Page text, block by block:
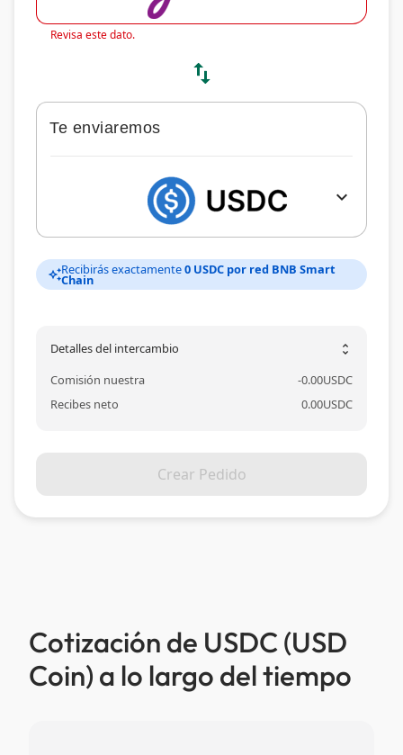
Revisa este dato.
swap_vert
Te enviaremos
expand_more
auto_awesomeRecibirás exactamente0 USDC por red BNB Smart
Chain
Detalles del intercambio unfold_more
Comisión nuestra -0.00USDC
Recibes neto
0.00USDC
Crear Pedido
Cotización de USDC (USD
Coin) a lo largo del tiempo